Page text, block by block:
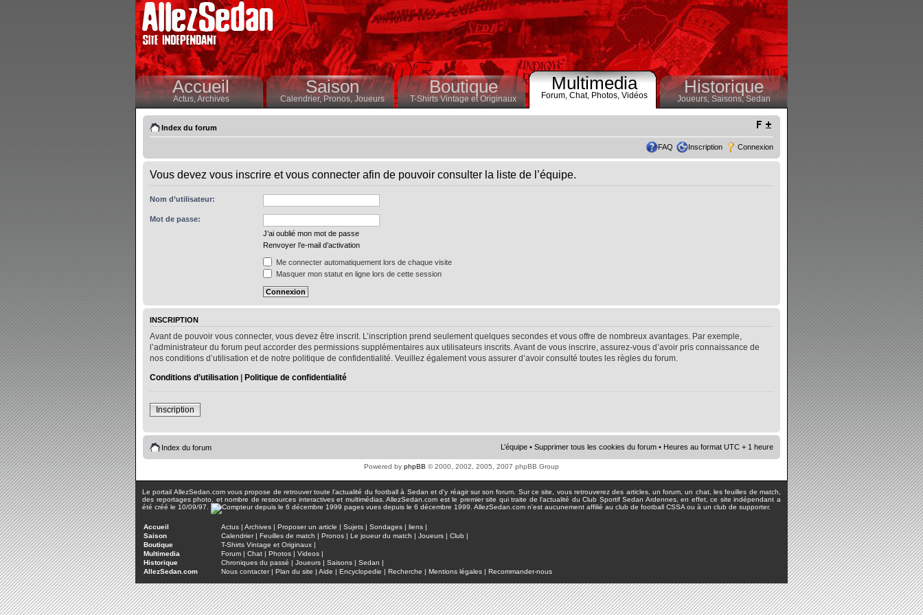
Accueil
Actus,Archives
Saison
Calendrier,Pronos, Joueurs
Boutique
T-Shirts Vintage et Originaux
Multimedia
Forum, Chat, Photos, Vidéos Historique
Joueurs, Saisons,Sedan
Index du forum
FAQ Inscription Connexion
Vous devez vous inscrire et vous connecter afin de pouvoir consulter la liste de l’équipe.
Nom d’utilisateur:
Mot de passe:
J’ai oublié mon mot de passe
Renvoyer l’e-mail d’activation
Me connecter automatiquement lors de chaque visite
Masquer mon statut en ligne lors de cette session
INSCRIPTION
Avant de pouvoir vous connecter, vous devez être inscrit. L’inscription prend seulement quelques secondes et vous offre de nombreux avantages. Par exemple,
l’administrateur du forum peut accorder des permissions supplémentaires aux utilisateurs inscrits. Avant de vous inscrire, assurez-vous d’avoir pris connaissance de
nos conditions d’utilisation et de notre politique de confidentialité. Veuillez également vous assurer d’avoir consulté toutes les règles du forum.
Conditions d’utilisation | Politique de confidentialité
Inscription
Index du forum L’équipe • Supprimer tous les cookies du forum • Heures au format UTC + 1 heure
Powered by phpBB © 2000, 2002, 2005, 2007 phpBB Group
Le portail AllezSedan.com vous propose de retrouver toute l'actualité du football à Sedan et d'y réagir sur son forum. Sur ce site, vous retrouverez des articles, un forum, un chat, les feuilles de match,
des reportages photo, et nombre de ressources interactives et multimédias. AllezSedan.com est le premier site qui traite de l'actualité du Club Sportif Sedan Ardennes, en effet, ce site indépendant a
été créé le 10/09/97.
pages vues depuis le 6 décembre 1999. AllezSedan.com n'est aucunement affilié au club de football CSSA ou à un club de supporter.
Accueil Actus | Archives | Proposer un article | Sujets | Sondages | liens |
Saison
Calendrier| Feuilles de match | Pronos | Le joueur du match | Joueurs | Club |
Boutique
T-Shirts Vintage et Originaux |
Multimedia
Forum | Chat | Photos | Videos |
Historique
Chroniques du passé | Joueurs | Saisons | Sedan |
AllezSedan.com
Nous contacter| Plan du site | Aide | Encyclopedie | Recherche | Mentions légales | Recommander-nous